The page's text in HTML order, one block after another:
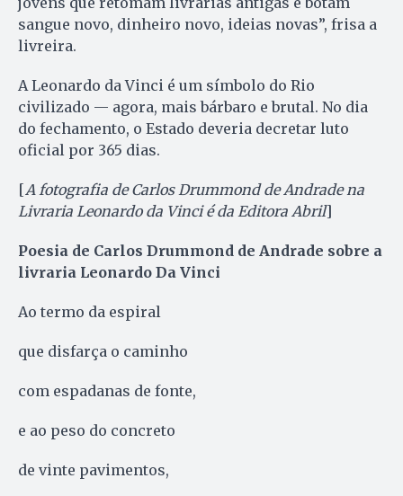
sangue novo, dinheiro novo, ideias novas”, frisa a
livreira.
A Leonardo da Vinci é um símbolo do Rio
civilizado — agora, mais bárbaro e brutal. No dia
do fechamento, o Estado deveria decretar luto
oficial por 365 dias.
[A fotografia de Carlos Drummond de Andrade na
Livraria Leonardo da Vinci é da Editora Abril]
Poesia de Carlos Drummond de Andrade sobre a
livraria Leonardo Da Vinci
Ao termo da espiral
que disfarça o caminho
com espadanas de fonte,
e ao peso do concreto
de vinte pavimentos,